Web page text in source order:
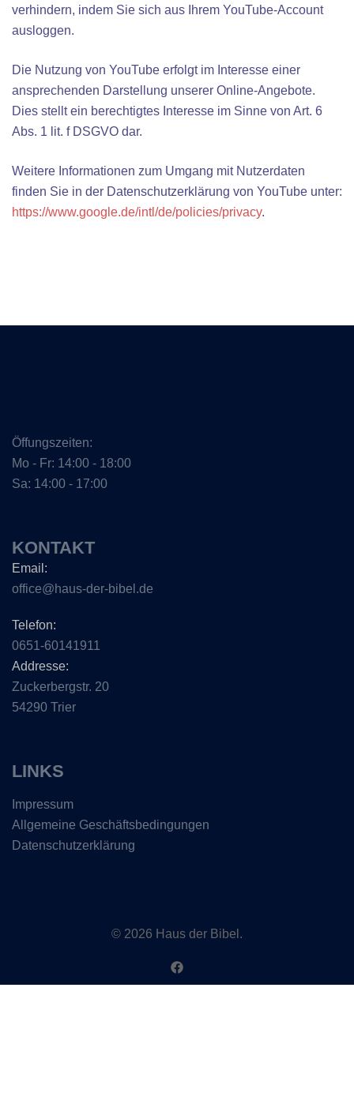
verhindern, indem Sie sich aus Ihrem YouTube-Account
ausloggen.
Die Nutzung von YouTube erfolgt im Interesse einer
ansprechenden Darstellung unserer Online-Angebote.
Dies stellt ein berechtigtes Interesse im Sinne von Art. 6
Abs. 1 lit. f DSGVO dar.
Weitere Informationen zum Umgang mit Nutzerdaten
finden Sie in der Datenschutzerklärung von YouTube unter:
https://www.google.de/intl/de/policies/privacy.
Öffungszeiten:
Mo - Fr: 14:00 - 18:00
Sa: 14:00 - 17:00
KONTAKT
Email:
office@haus-der-bibel.de
Telefon:
0651-60141911
Addresse:
Zuckerbergstr. 20
54290 Trier
LINKS
Impressum
Allgemeine Geschäftsbedingungen
Datenschutzerklärung
© 2026 Haus der Bibel.